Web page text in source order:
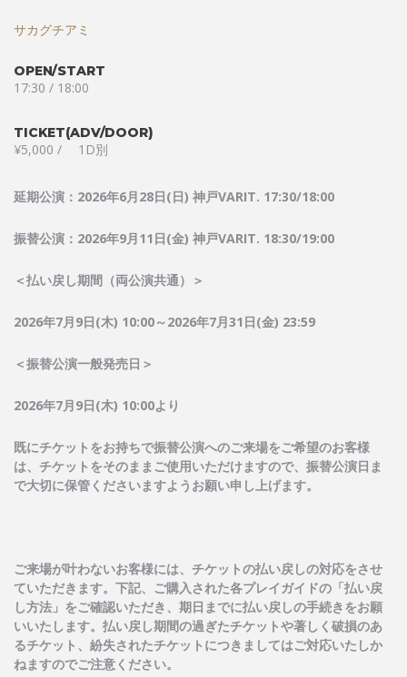
サカグチアミ
OPEN/START
17:30 / 18:00
TICKET(ADV/DOOR)
¥5,000 / 1D別
延期公演： 2026年6月28日(日) 神戸VARIT. 17:30/18:00
振替公演： 2026年9月11 日(金) 神戸VARIT. 18:30/19:00
＜払い戻し期間（両公演共通）＞
2026年7月9日(木) 10:00～2026年7月31 日(金) 23:59
＜振替公演一般発売日＞
2026年7月9日(木) 10:00より
既にチケットをお持ちで振替公演へのご来場をご希望のお客様
は、チケットをそのままご使用いただけますので、振替公演日ま
で大切に保管くださいますようお願い申し上げます。
ご来場が叶わないお客様には、チケットの払い戻しの対応をさせ
ていただきます。下記、ご購入された各プレイガイドの「払い戻
し方法」をご確認いただき、期日までに払い戻しの手続きをお願
いいたします。払い戻し期間の過ぎたチケットや著しく破損のあ
るチケット、紛失されたチケットにつきましてはご対応いたしか
ねますのでご注意ください。